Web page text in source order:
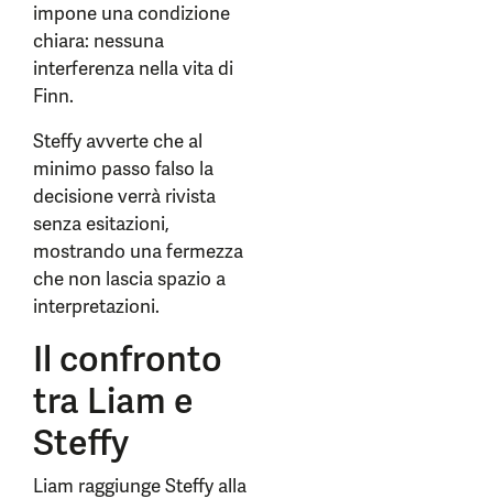
impone una condizione
chiara: nessuna
interferenza nella vita di
Finn.
Steffy avverte che al
minimo passo falso la
decisione verrà rivista
senza esitazioni,
mostrando una fermezza
che non lascia spazio a
interpretazioni.
Il confronto
tra Liam e
Steffy
Liam raggiunge Steffy alla